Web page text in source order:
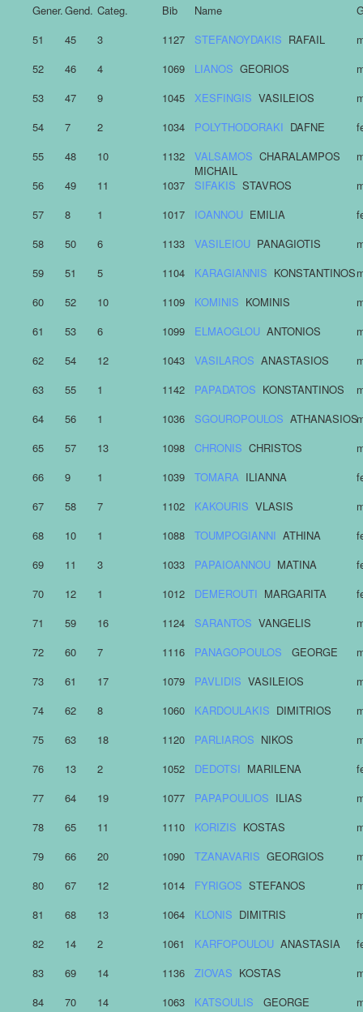
Gener.Gend. Categ. Bib Name
51
45 3 1127 STEFANOYDAKIS RAFAIL
52
46 4 1069 LIANOS GEORIOS
53
47 9 1045 XESFINGIS VASILEIOS
54
7 2 1034 POLYTHODORAKI DAFNE
55
48 10 1132 VALSAMOS CHARALAMPOS
MICHAIL
56
49 11 1037 SIFAKIS STAVROS
57
8 1 1017 IOANNOU EMILIA
58
50 6 1133 VASILEIOU PANAGIOTIS
59
51 5 1104 KARAGIANNIS KONSTANTINOS
60
52 10 1109 KOMINIS KOMINIS
61
53 6 1099 ELMAOGLOU ANTONIOS
62
54 12 1043 VASILAROS ANASTASIOS
63
55 1 1142 PAPADATOS KONSTANTΙNOS
64
56 1 1036 SGOUROPOULOS ATHANASIOS
65
57 13 1098 CHRONIS CHRISTOS
66
9 1 1039 TOMARA ILIANNA
67
58 7 1102 KAKOURIS VLASIS
68
10 1 1088 TOUMPOGIANNI ATHINA
69
11 3 1033 PAPAIOANNOU MATINA
70
12 1 1012 DEMEROUTI MARGARITA
71
59 16 1124 SARANTOS VANGELIS
72
60 7 1116 PANAGOPOULOS GEORGE
73
61 17 1079 PAVLIDIS VASILEIOS
74
62 8 1060 KARDOULAKIS DIMITRIOS
75
63 18 1120 PARLIAROS NIKOS
76
13 2 1052 DEDOTSI MARILENA
77
64 19 1077 PAPAPOULIOS ILIAS
78
65 11 1110 KORIZIS KOSTAS
79
66 20 1090 TZANAVARIS GEORGIOS
80
67 12 1014 FYRIGOS STEFANOS
81
68 13 1064 KLONIS DIMITRIS
82
14 2 1061 KARFOPOULOU ANASTASIA
83
69 14 1136 ZIOVAS KOSTAS
84
70 14 1063 KATSOULIS GEORGE